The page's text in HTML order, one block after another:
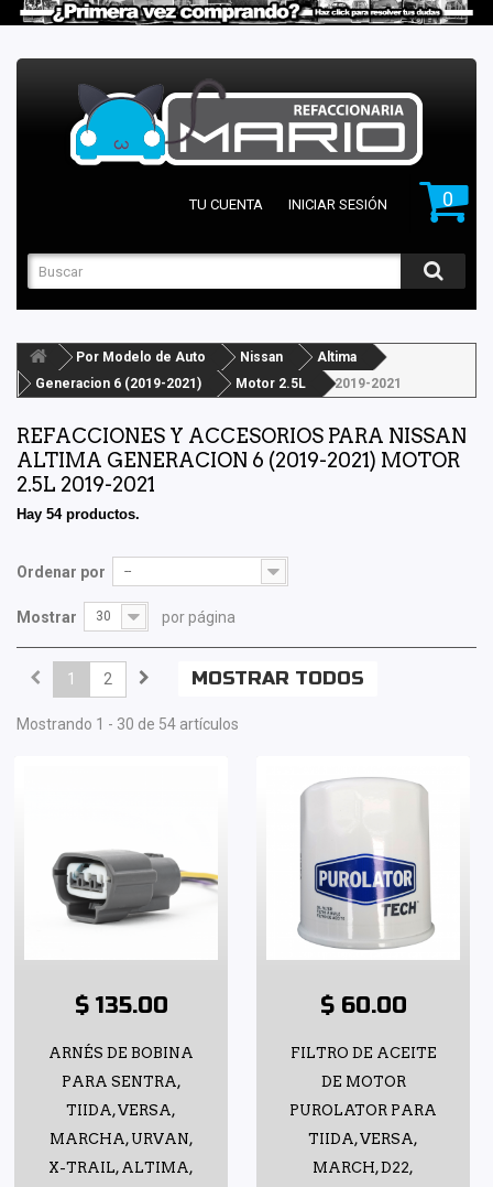
0
TU CUENTA INICIAR SESIÓN
Por Modelo de Auto Nissan
Altima
Generacion 6 (2019-2021)
Motor 2.5L 2019-2021
REFACCIONES Y ACCESORIOS PARA NISSAN
ALTIMA GENERACION 6 (2019-2021) MOTOR
2.5L 2019-2021
Hay 54 productos.
Ordenar por --
Mostrar 30 por página
MOSTRAR TODOS
1 2
Mostrando 1 - 30 de 54 artículos
$ 135.00
ARNÉS DE BOBINA
PARA SENTRA,
TIIDA, VERSA,
MARCHA, URVAN,
X-TRAIL, ALTIMA,
$ 60.00
FILTRO DE ACEITE
DE MOTOR
PUROLATOR PARA
TIIDA, VERSA,
MARCH, D22,